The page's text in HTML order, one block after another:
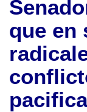
que en